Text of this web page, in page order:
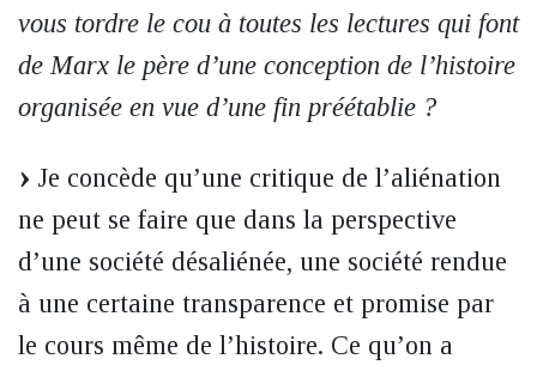
vous tordre le cou à toutes les lectures qui font
de Marx le père d’une conception de l’histoire
organisée en vue d’une fin préétablie ?
Je concède qu’une critique de l’aliénation
ne peut se faire que dans la perspective
d’une société désaliénée, une société rendue
à une certaine transparence et promise par
le cours même de l’histoire. Ce qu’on a